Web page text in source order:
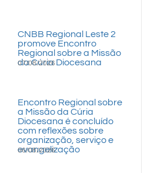
CNBB Regional Leste 2
promove Encontro
Regional sobre a Missão
da Cúria Diocesana
07/08/2026
Encontro Regional sobre
a Missão da Cúria
Diocesana é concluído
com reflexões sobre
organização, serviço e
evangelização
06/08/2026